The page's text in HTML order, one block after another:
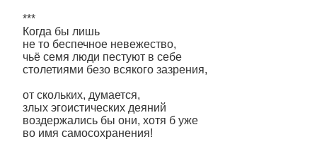
***
Когда бы лишь
не то беспечное невежество,
чьё семя люди пестуют в себе
столетиями безо всякого зазрения,
от скольких, думается,
злых эгоистических деяний
воздержались бы они, хотя б уже
во имя самосохранения!